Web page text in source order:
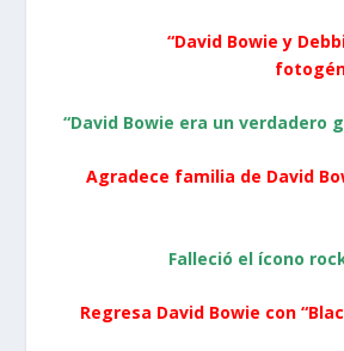
“David Bowie y
“David Bowie era un verdadero
Agradece familia de David
Falleció el ícono
Regresa David Bowie con